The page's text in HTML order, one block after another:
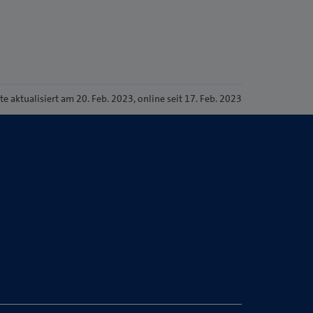
aktualisiert am 20. Feb. 2023, online seit 17. Feb. 2023